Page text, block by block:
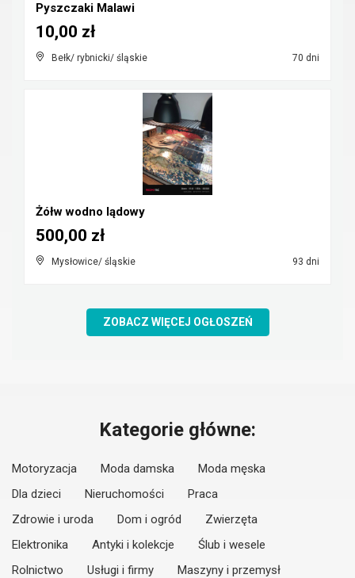
Pyszczaki Malawi
Bełk/ rybnicki/ śląskie 70 dni
10,00 zł
Żółw wodno lądowy
Mysłowice/ śląskie 93 dni
500,00 zł
ZOBACZ WIĘCEJ OGŁOSZEŃ
Kategorie główne:
Motoryzacja Moda damska
Moda męska
Dla dzieci
Nieruchomości
Praca
Zdrowie i uroda
Dom i ogród
Zwierzęta
Elektronika
Antyki i kolekcje
Ślub i wesele
Rolnictwo
Usługi i firmy Maszyny i przemysł